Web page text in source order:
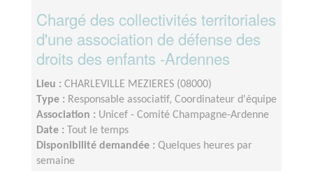
Chargé des collectivités territoriales
d'une association de défense des
droits des enfants -Ardennes
Lieu : CHARLEVILLE MEZIERES (08000)
Type : Responsable associatif, Coordinateur d'équipe
Association : Unicef - Comité Champagne-Ardenne
Date :
Tout le temps
Disponibilité demandée : Quelques heures par
semaine